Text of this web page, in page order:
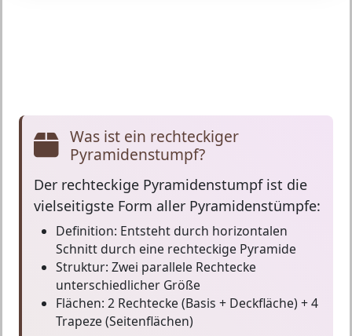
Was ist ein rechteckiger
Pyramidenstumpf?
Der rechteckige Pyramidenstumpfist die
vielseitigste Form aller Pyramidenstümpfe:
Definition: Entsteht durch horizontalen
Schnitt durch eine rechteckige Pyramide
Struktur: Zwei parallele Rechtecke
unterschiedlicher Größe
Flächen: 2 Rechtecke (Basis + Deckfläche) + 4
Trapeze (Seitenflächen)